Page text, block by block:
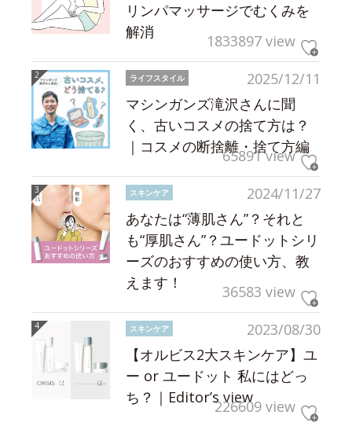
リンパマッサージでむくみを
解消
1833897 view
2025/12/11
ライフスタイル
マシンガンズ滝沢さんに聞
く、古いコスメの捨て方は？
｜コスメの断捨離・捨て方編
65891 view
2024/11/27
スキンケア
あなたは“薄肌さん”？それと
も“厚肌さん”？ユードットシリ
ーズのおすすめの使い方、教
えます！
36583 view
2023/08/30
スキンケア
【オルビス2大スキンケア】ユ
ー or ユードット 私にはどっ
ち？｜Editor’s view226609 view